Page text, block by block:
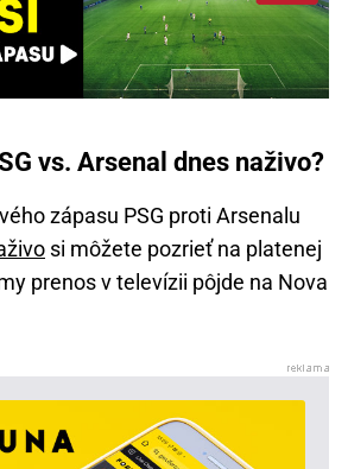
vs. Arsenal dnes naživo?
zápasu PSG proti Arsenalu
si môžete pozrieť na platenej
prenos v televízii pôjde na Nova